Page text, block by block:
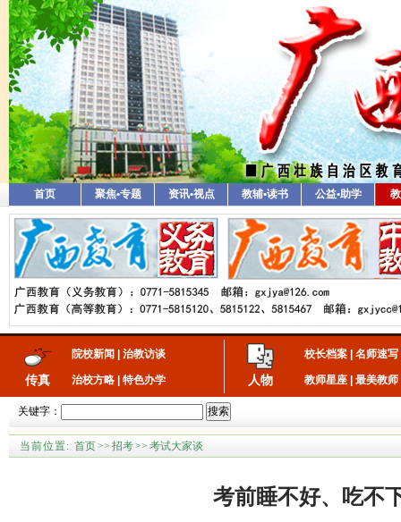
首页 聚焦•专题 资讯•视点 教辅•读书 公益•助学
传真
院校新闻 治教访谈
治校方略 特色办学 人物
校长档案 名师速写
教师星座 最美教师
关键字： 搜索
当前位置: 首页>> 招考>> 考试大家谈
考前睡不好、吃不